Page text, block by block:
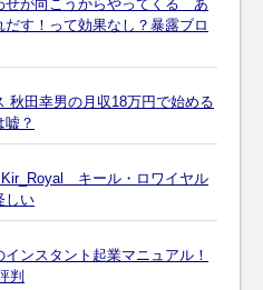
が向こうからやってくる あ
す！って効果なし？暴露ブロ
秋田幸男の月収18万円で始める
？
キール・ロワイヤル
しい
ンスタント起業マニュアル！
判